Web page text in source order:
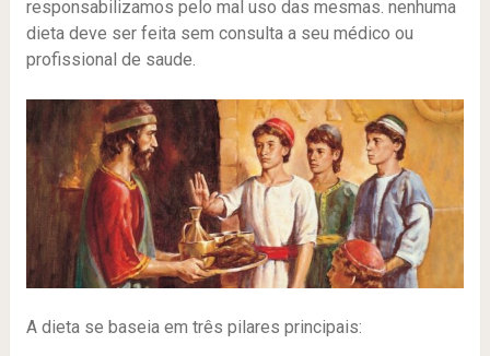
responsabilizamos pelo mal uso das mesmas. nenhuma
dieta deve ser feita sem consulta a seu médico ou
profissional de saude.
A dieta se baseia em três pilares principais: